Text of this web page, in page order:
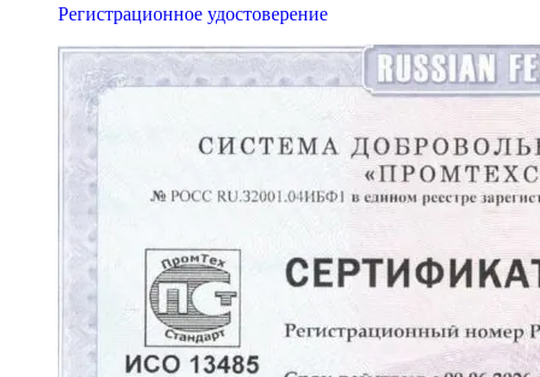
Регистрационное удостоверение